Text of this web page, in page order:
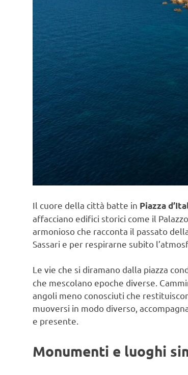
Il cuore della città batte in Piazza
affacciano edifici storici come il
armonioso che racconta il passato
Sassari e per respirarne subito
Le vie che si diramano dalla piazza
che mescolano epoche diverse.
angoli meno conosciuti che
muoversi in modo diverso,
e presente.
Monumenti e luoghi